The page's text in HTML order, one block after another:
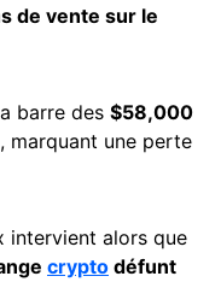
de vente sur le
barre des $58,000
marquant une perte
intervient alors que
crypto défunt